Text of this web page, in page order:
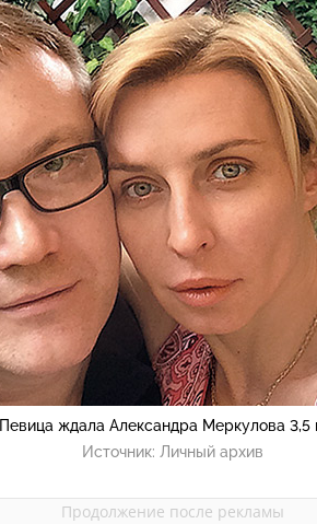
Певица ждала Александра Меркулова 3,5
Источник: Личный архив